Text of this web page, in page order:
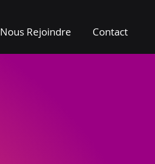
Nous Rejoindre Contact